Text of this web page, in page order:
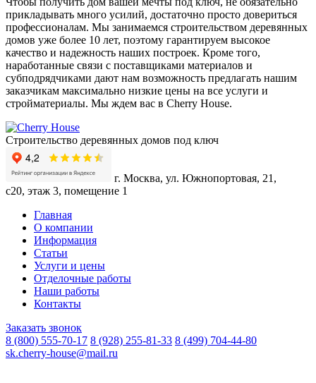
прикладывать много усилий, достаточно просто довериться
профессионалам. Мы занимаемся строительством деревянных
домов уже более 10 лет, поэтому гарантируем высокое
качество и надежность наших построек. Кроме того,
наработанные связи с поставщиками материалов и
субподрядчиками дают нам возможность предлагать нашим
заказчикам максимально низкие цены на все услуги и
стройматериалы. Мы ждем вас в Cherry House.
Строительство деревянных домов под ключ
г. Москва, ул. Южнопортовая, 21,
с20, этаж 3, помещение 1
Главная
О компании
Информация
Статьи
Услуги и цены
Отделочные работы
Наши работы
Контакты
Заказать звонок
8 (800) 555-70-17 8 (928) 255-81-33 8 (499) 704-44-80
sk.cherry-house@mail.ru